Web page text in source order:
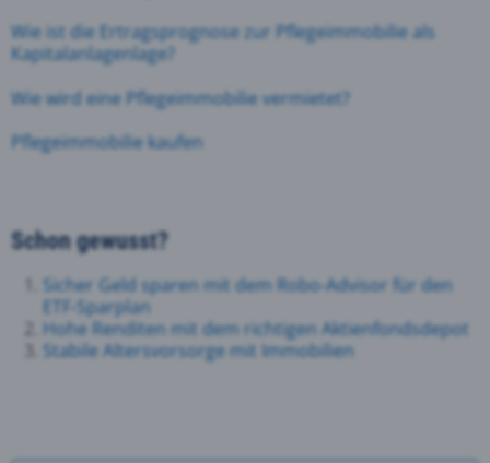
Wie ist die Ertragsprognose zur Pflegeimmobilie als
Kapitalanlagenlage?
Wie wird eine Pflegeimmobilie vermietet?
Pflegeimmobilie kaufen
Schon gewusst?
Sicher Geld sparen mit dem Robo-Advisor für den
ETF-Sparplan
Hohe Renditen mit dem richtigen Aktienfondsdepot
Stabile Altersvorsorge mit Immobilien